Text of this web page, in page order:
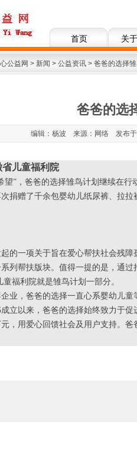
首页 关
公益网 > 新闻 > 公益资讯 > 爸爸的选择
爸爸的选
编辑：杨波 来源：网络 发布
福利院
”，爸爸的选择雏鸟计划继续在行
捐赠了千余包婴幼儿纸尿裤、拉
一项关于旨在爱心帮扶社会残障
列帮扶版块。值得一提的是，通
福利院就是雏鸟计划一部分。
，爸爸的选择一直心系婴幼儿童
立以来，爸爸的选择始终致力于
，用爱心回馈社会及用户支持。